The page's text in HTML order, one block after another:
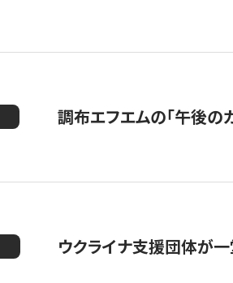
調布エフエムの「午後の
ウクライナ支援団体が一